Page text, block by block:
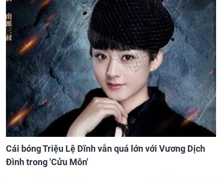
Cái bóng Triệu Lệ Dĩnh vẫn quá lớn với Vương Dịch
Đình trong 'Cửu Môn'